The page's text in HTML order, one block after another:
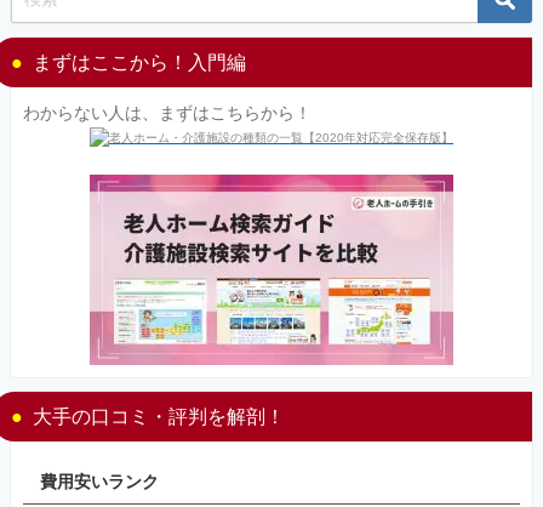
まずはここから！入門編
わからない人は、まずはこちらから！
大手の口コミ・評判を解剖！
費用安いランク